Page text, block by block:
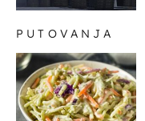
PUTOVANJA